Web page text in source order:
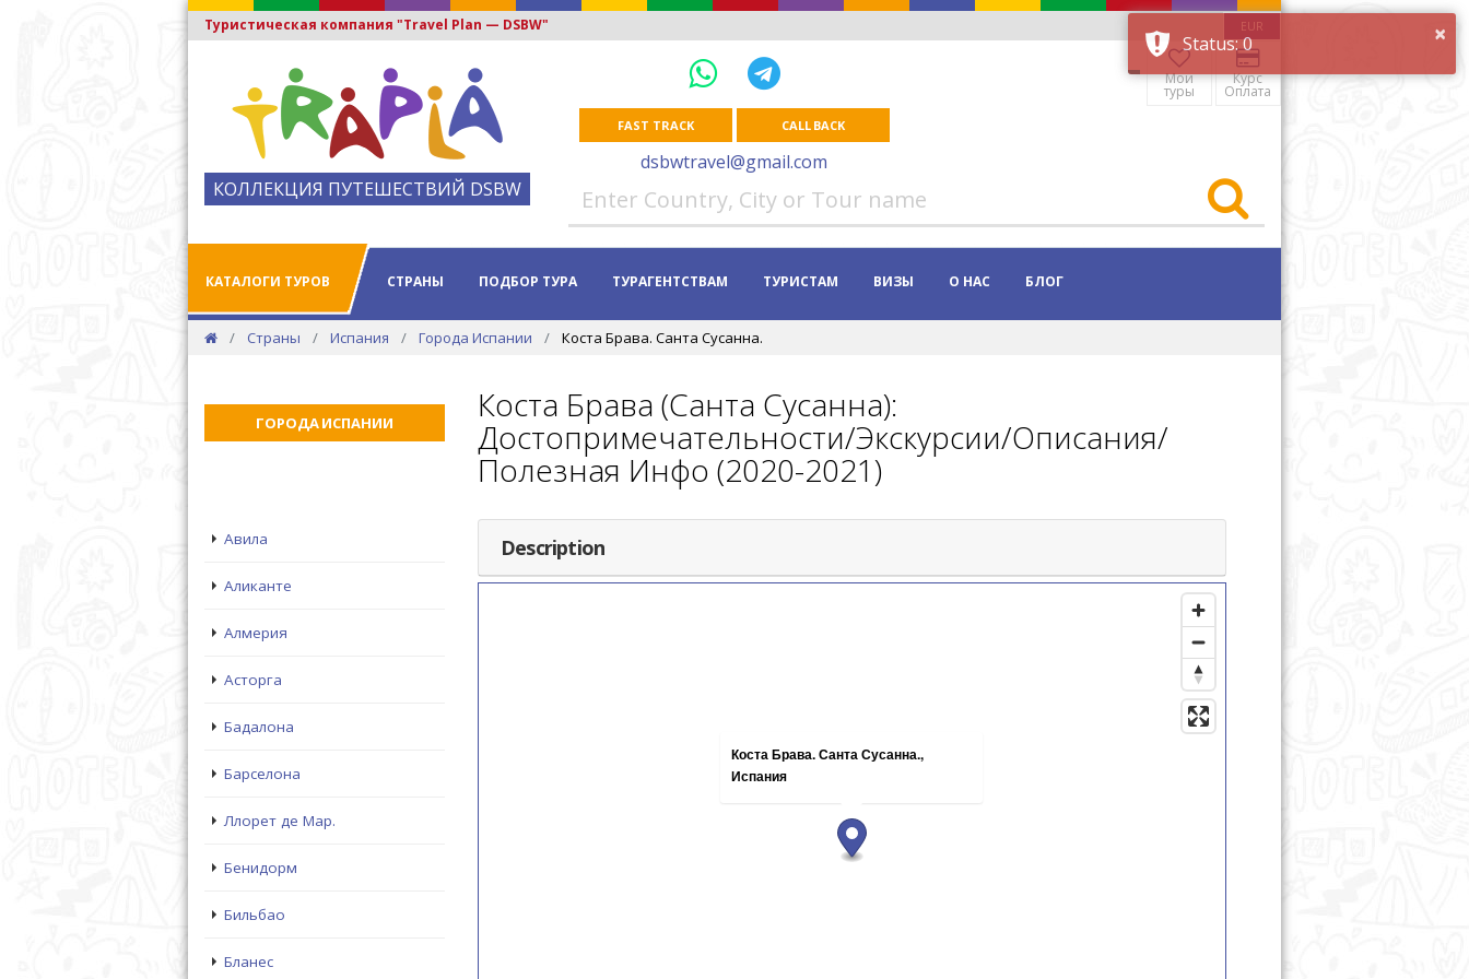
Туристическая компания "Travel Plan — DSBW" EUR
КОЛЛЕКЦИЯ ПУТЕШЕСТВИЙ DSBW
FAST TRACK CALL BACK
dsbwtravel@gmail.com
Мои
туры
Курс
Оплата
КАТАЛОГИ ТУРОВ СТРАНЫ ПОДБОР ТУРА ТУРАГЕНТСТВАМ ТУРИСТАМ ВИЗЫ О НАС БЛОГ
Страны Испания Города Испании Коста Брава. Санта Сусанна.
ГОРОДА ИСПАНИИ
Авила
Аликанте
Алмерия
Асторга
Бадалона
Барселона
Ллорет де Мар.
Бенидорм
Бильбао
Бланес
Коста Брава (Санта Сусанна):
Достопримечательности/Экскурсии/Описания/
Полезная Инфо (2020-2021)
Description
Коста Брава. Санта Сусанна.,
Испания